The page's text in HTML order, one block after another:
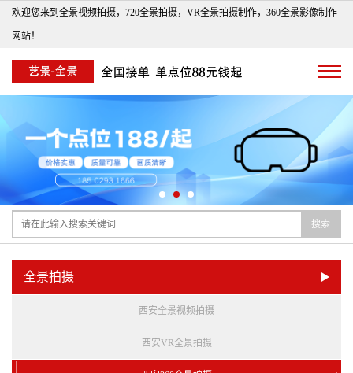
欢迎您来到全景视频拍摄，720全景拍摄，VR全景拍摄制作，360全景影像制作
网站！
搜索
全景拍摄
西安全景视频拍摄
西安VR全景拍摄